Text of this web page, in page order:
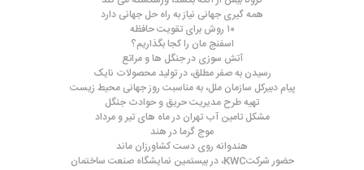
همه گیری جهانی نیاز به راه حل جهانی دارد
۱۰ روش برای تقویت حافظه
اسفنج مان را کجا بگذاریم؟
آتش سوزی در جنگل ها و مراتع
رسیدن به صفر مطلق، در تولید محصولات نایک
پیام دبیرکل سازمان ملل، به مناسبت روز جهانی محیط زیست
تهیه طرح مدیریت حریق و حوادث جنگل
مشکل تامین آب تهران در ماه های تیر و مرداد
موج گرما در هند
هندوانه روی دست کشاورزان ماند
حضور شرکتKWC، در بیستمین نمایشگاه صنعت ساختمان